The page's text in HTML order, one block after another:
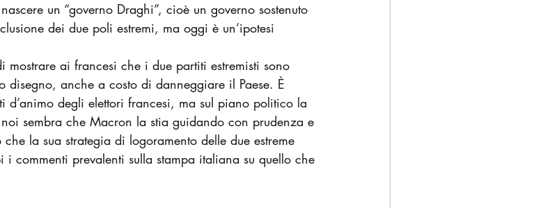
un “governo Draghi”, cioè un governo sostenuto
dei due poli estremi, ma oggi è un’ipotesi
mostrare ai francesi che i due partiti estremisti sono
disegno, anche a costo di danneggiare il Paese. È
degli elettori francesi, ma sul piano politico la
sembra che Macron la stia guidando con prudenza e
la sua strategia di logoramento delle due estreme
commenti prevalenti sulla stampa italiana su quello che